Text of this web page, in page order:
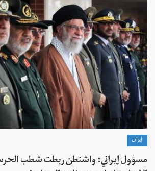
إيران
مسؤول إيراني: واشنطن ربطت شطب